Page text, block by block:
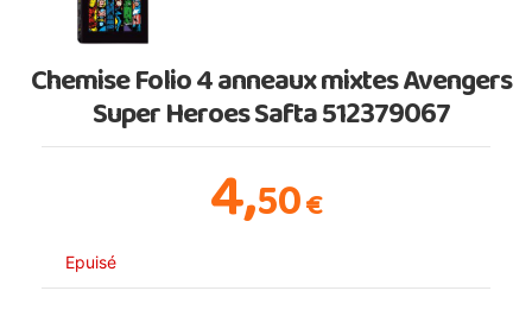
Chemise Folio 4 anneaux mixtes Avengers
Super Heroes Safta 512379067
4,50€
Epuisé